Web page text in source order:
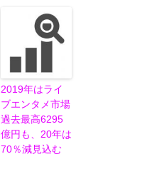
2019年はライ
ブエンタメ市場
過去最高6295
億円も、20年は
70％減見込む